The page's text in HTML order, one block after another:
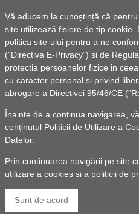
Vă aducem la cunoștință că
site utilizează fișiere de tip
politica site-ului pentru a ne
("Directiva E-Privacy") si de
protectia persoanelor fizice in
cu caracter personal si privind
abrogare a Directivei 95/46/CE
Înainte de a continua navigarea,
conținutul Politicii de Utilizare a
Datelor.
Prin continuarea navigării pe site
utilizare a cookies si a politicii de
Sunt de acord
Vezi lista de documente